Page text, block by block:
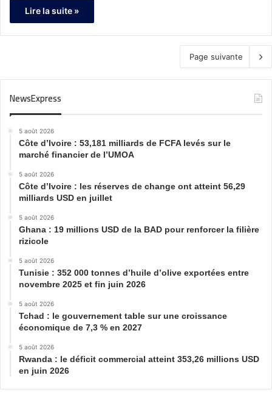
Lire la suite »
Page suivante
NewsExpress
5 août 2026
Côte d’Ivoire : 53,181 milliards de FCFA levés sur le
marché financier de l’UMOA
5 août 2026
Côte d’Ivoire : les réserves de change ont atteint 56,29
milliards USD en juillet
5 août 2026
Ghana : 19 millions USD de la BAD pour renforcer la filière
rizicole
5 août 2026
Tunisie : 352 000 tonnes d’huile d’olive exportées entre
novembre 2025 et fin juin 2026
5 août 2026
Tchad : le gouvernement table sur une croissance
économique de 7,3 % en 2027
5 août 2026
Rwanda : le déficit commercial atteint 353,26 millions USD
en juin 2026